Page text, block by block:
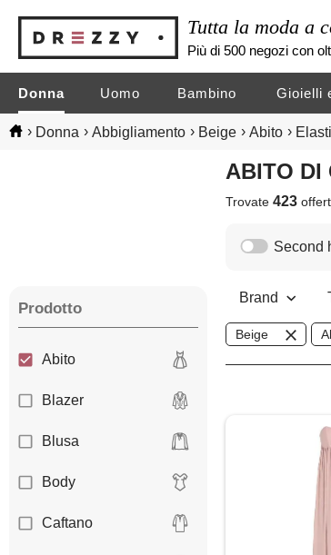
Tutta la moda a
Più di 500 negozi con
Donna Uomo Bambino Gioielli
› Donna › Abbigliamento › Beige › Abito ›
ABITO
Trovate423
Prodotto
Abito
Blazer
Blusa
Body
Caftano
Second
Brand
Beige